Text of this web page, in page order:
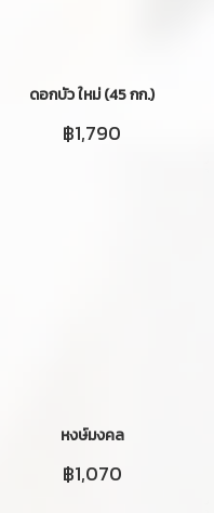
ดอกบัว ใหม่ (45 กก.)
฿1,790
หงษ์มงคล
฿1,070